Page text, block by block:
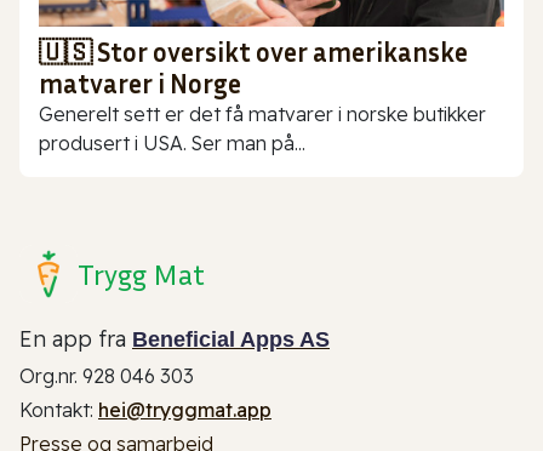
🇺🇸 Stor oversikt over amerikanske
matvarer i Norge
Generelt sett er det få matvarer i norske butikker
produsert i USA. Ser man på...
Trygg Mat
En app fra Beneficial Apps AS
Org.nr. 928 046 303
Kontakt: hei@tryggmat.app
Presse og samarbeid